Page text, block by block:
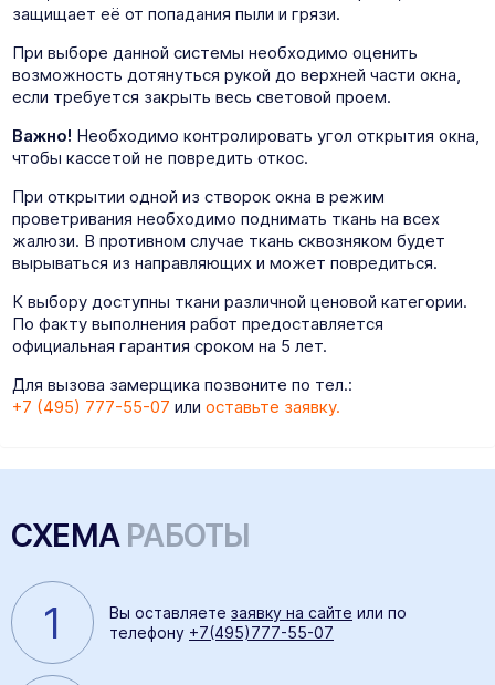
защищает её от попадания пыли и грязи.
При выборе данной системы необходимо оценить
возможность дотянуться рукой до верхней части окна,
если требуется закрыть весь световой проем.
Важно! Необходимо контролировать угол открытия окна,
чтобы кассетой не повредить откос.
При открытии одной из створок окна в режим
проветривания необходимо поднимать ткань на всех
жалюзи. В противном случае ткань сквозняком будет
вырываться из направляющих и может повредиться.
К выбору доступны ткани различной ценовой категории.
По факту выполнения работ предоставляется
официальная гарантия сроком на 5 лет.
Для вызова замерщика позвоните по тел.:
+7 (495) 777-55-07 или оставьте заявку.
СХЕМАРАБОТЫ
1 Вы оставляете заявку на сайте или по
телефону +7(495)777-55-07